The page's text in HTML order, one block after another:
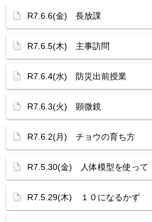
R7.6.6(金) 長放課
R7.6.5(木) 主事訪問
R7.6.4(水) 防災出前授業
R7.6.3(火) 顕微鏡
R7.6.2(月) チョウの育ち方
R7.5.30(金) 人体模型を使って
R7.5.29(木) １０になるかず